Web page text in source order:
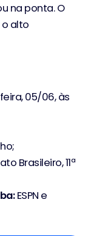
na ponta. O
alto
05/06, às
Brasileiro, 11ª
ESPN e